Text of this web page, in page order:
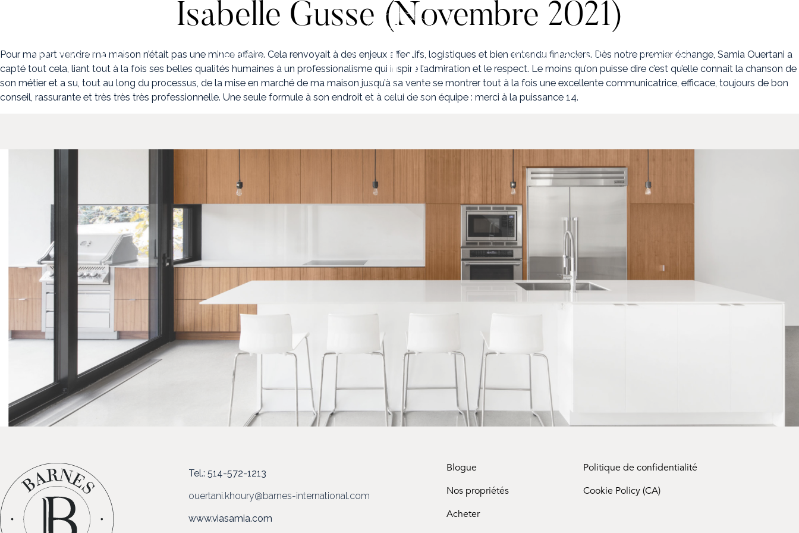
NOS PROPRIÉTÉS VENDRE NOTRE FAMILLE CONTACT
Isabelle Gusse (Novembre 2021)
Pour ma part vendre ma maison n’était pas une mince affaire. Cela renvoyait à des enjeux affectifs, logistiques et bien entendu financiers. Dès notre premier échange, Samia Ouertani a
capté tout cela, liant tout à la fois ses belles qualités humaines à un professionalisme qui inspire l’admiration et le respect. Le moins qu’on puisse dire c’est qu’elle connait la chanson de
son métier et a su, tout au long du processus, de la mise en marché de ma maison jusqu’à sa vente se montrer tout à la fois une excellente communicatrice, efficace, toujours de bon
conseil, rassurante et très très très professionnelle. Une seule formule à son endroit et à celui de son équipe : merci à la puissance 14.
Tel.: 514-572-1213
ouertani.khoury@barnes-international.com
www.viasamia.com
Blogue
Nos propriétés
Acheter
Politique de confidentialité
Cookie Policy (CA)